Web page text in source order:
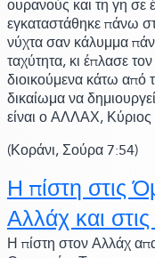
εγκαταστάθηκε πάνω
νύχτα σαν κάλυμμα
ταχύτητα, κι έπλασε
διοικούμενα κάτω από
δικαίωμα να
είναι ο ΑΛΛΑΧ, Κύριος
(Κοράνι,Σούρα 7:54)
Η πίστη στις
Αλλάχ και
Η πίστη στον Αλλάχ